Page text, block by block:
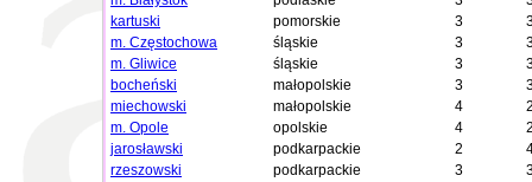
kartuski
pomorskie 3
m. Częstochowa
śląskie 3
m. Gliwice
śląskie 3
bocheński
małopolskie 3
miechowski
małopolskie 4
m. Opole
opolskie 4
jarosławski
podkarpackie 2
rzeszowski
podkarpackie 3